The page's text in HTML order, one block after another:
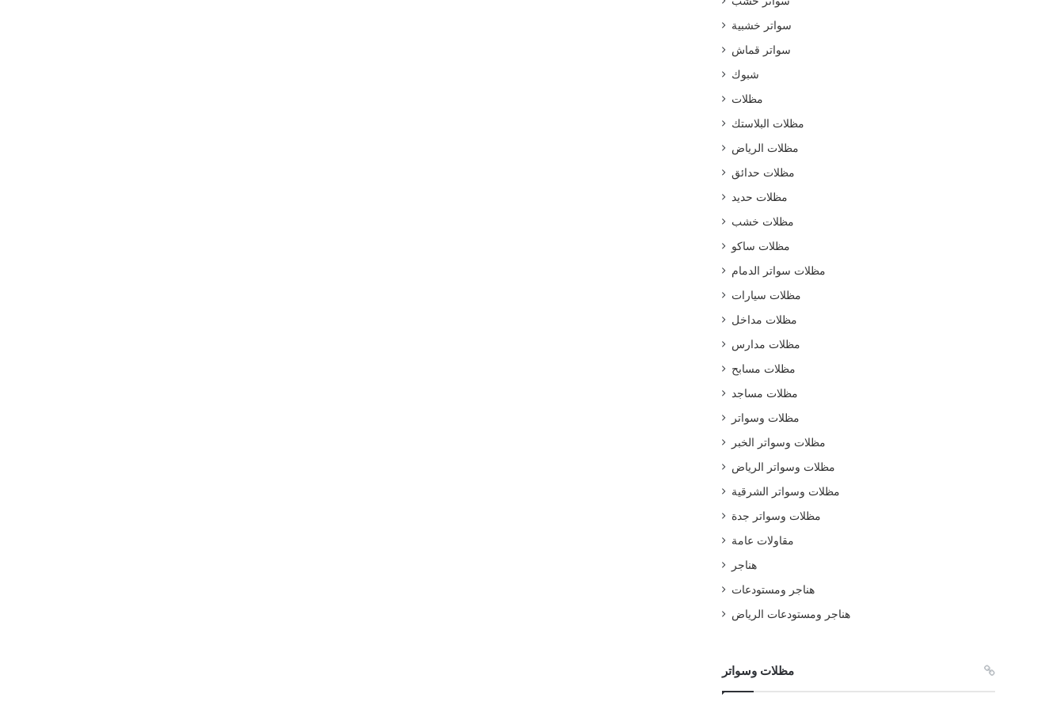
سواتر خشبية
سواتر قماش
شبوك
مظلات
مظلات البلاستك
مظلات الرياض
مظلات حدائق
مظلات حديد
مظلات خشب
مظلات ساكو
مظلات سواتر الدمام
مظلات سيارات
مظلات مداخل
مظلات مدارس
مظلات مسابح
مظلات مساجد
مظلات وسواتر
مظلات وسواتر الخبر
مظلات وسواتر الرياض
مظلات وسواتر الشرقية
مظلات وسواتر جدة
مقاولات عامة
هناجر
هناجر ومستودعات
هناجر ومستودعات الرياض
مظلات وسواتر